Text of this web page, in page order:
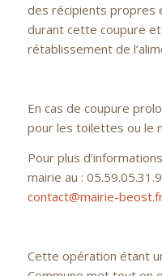
des récipients propres
durant cette coupure
rétablissement de
En cas de coupure
pour les toilettes ou le
Pour plus
mairie au :
contact@mairie-
Cette opération étant